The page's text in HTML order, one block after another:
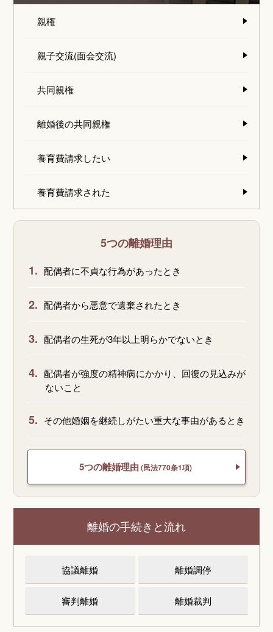
親権
親子交流(面会交流)
共同親権
離婚後の共同親権
養育費請求したい
養育費請求された
5つの離婚理由
1. 配偶者に不貞な行為があったとき
2. 配偶者から悪意で遺棄されたとき
3. 配偶者の生死が3年以上明らかでないとき
4. 配偶者が強度の精神病にかかり、回復の見込みが
ないこと
5. その他婚姻を継続しがたい重大な事由があるとき
5つの離婚理由 (民法770条1項)
離婚の手続きと流れ
協議離婚 離婚調停
審判離婚 離婚裁判